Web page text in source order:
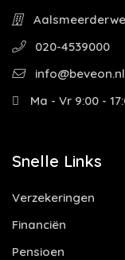
020-4539000
info@beveon.nl
Ma - Vr 9:00 -
Snelle Links
Verzekeringen
Financiën
Pensioen